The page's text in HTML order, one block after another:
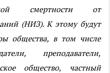
смертности от
(НИЗ). К этому будут
общества, в том числе
преподаватели,
общество, частный